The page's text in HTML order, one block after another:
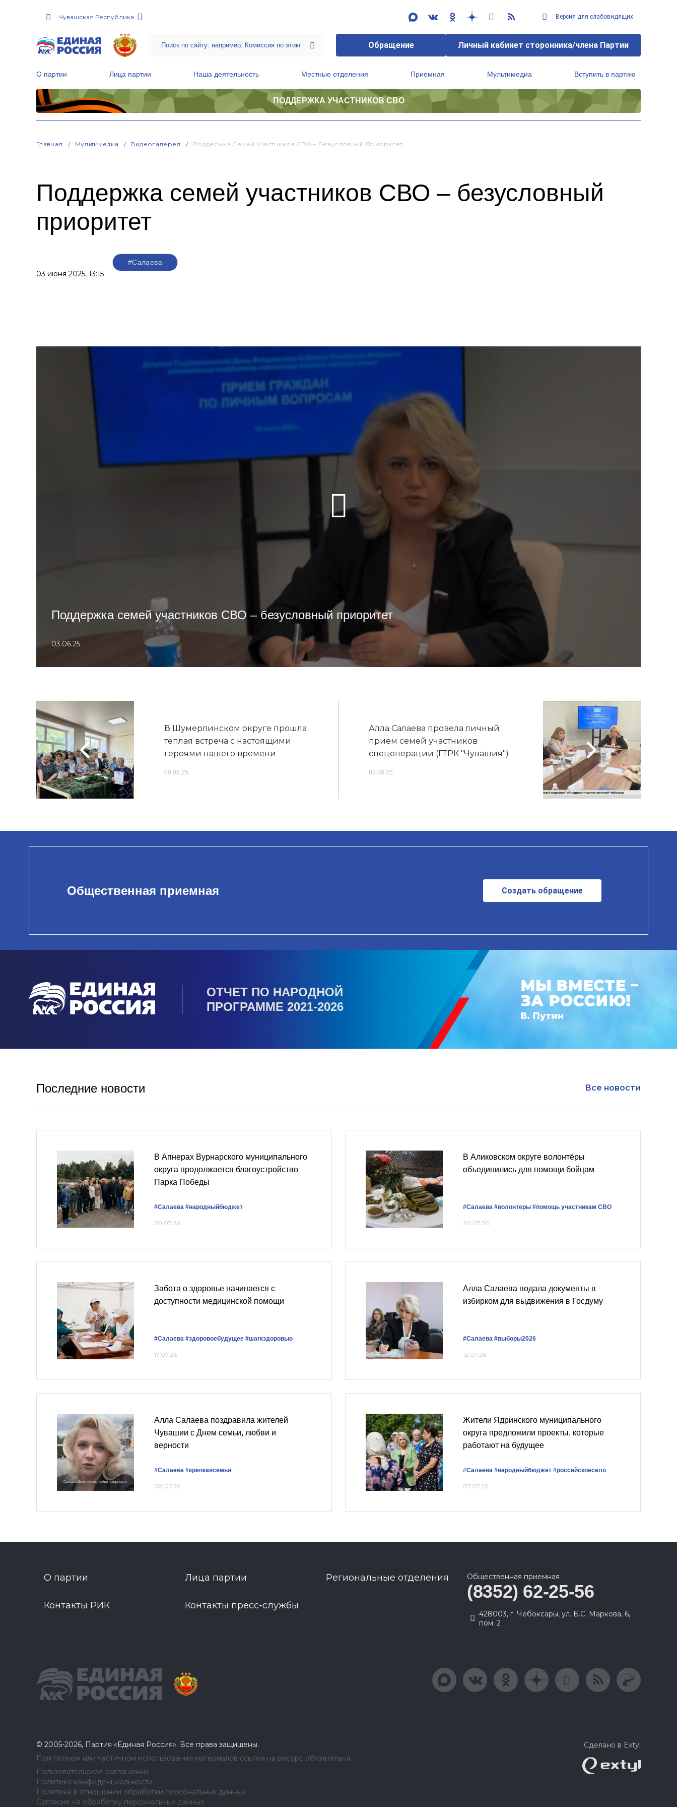
Чувашская Республика Версия для слабовидящих
Обращение Личный кабинет сторонника/члена Партии
О партии Лица партии Наша деятельность Местные отделения Приемная Мультимедиа Вступить в партию
ПОДДЕРЖКА УЧАСТНИКОВ СВО
Главная Мультимедиа Видеогалерея Поддержка Семей Участников СВО – Безусловный Приоритет
Поддержка семей участников СВО – безусловный
приоритет
03 июня 2025, 13:15
#Салаева
Поддержка семей участников СВО – безусловный приоритет
03.06.25
В Шумерлинском округе прошла
теплая встреча с настоящими
героями нашего времени
09.06.25
Алла Салаева провела личный
прием семей участников
спецоперации (ГТРК "Чувашия")
03.06.25
Общественная приемная Создать обращение
ОТЧЕТ ПО НАРОДНОЙ
ПРОГРАММЕ 2021-2026
Последние новости Все новости
В Апнерах Вурнарского муниципального
округа продолжается благоустройство
Парка Победы
#Салаева #народныйбюджет
20.07.26
В Аликовском округе волонтёры
объединились для помощи бойцам
#Салаева #волонтеры #помощь участникам СВО
20.07.26
Забота о здоровье начинается с
доступности медицинской помощи
#Салаева #здоровоебудущее #шагкздоровью
17.07.26
Алла Салаева подала документы в
избирком для выдвижения в Госдуму
#Салаева #выборы2026
12.07.26
Алла Салаева поздравила жителей
Чувашии с Днем семьи, любви и
верности
#Салаева #крепкаясемья
08.07.26
Жители Ядринского муниципального
округа предложили проекты, которые
работают на будущее
#Салаева #народныйбюджет #российскоесело
07.07.26
О партии Лица партии Региональные отделения
Контакты РИК Контакты пресс-службы
Общественная приемная
(8352) 62-25-56
428003, г. Чебоксары, ул. Б.С. Маркова, 6,
пом. 2
© 2005-2026, Партия «Единая Россия». Все права защищены.
При полном или частичном использовании материалов ссылка на ресурс обязательна.
Пользовательское соглашение
Политика конфиденциальности
Политика в отношении обработки персональных данных
Согласие на обработку персональных данных
Сделано в Extyl